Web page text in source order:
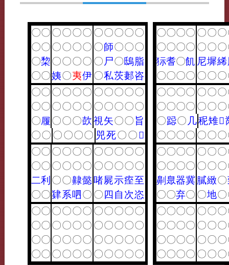
〇〇〇〇〇〇 〇〇〇〇〇
〇〇〇〇〇〇 〇師〇〇〇
〇棃〇〇〇〇 〇 尸〇鴟脂
〇〇姨〇夷伊 〇私茨郪咨
〇〇〇〇〇〇 〇〇〇〇〇
〇〇〇〇〇〇 〇〇〇〇〇
〇履〇〇〇㰻視矢〇〇 旨
〇〇 〇〇〇〇 兕死〇〇𡛷
〇〇〇〇〇〇 〇〇〇〇〇
〇〇〇〇〇〇 〇〇〇〇〇
二利 〇〇齂懿 啫屍示痓至
〇〇肄系呬 〇 〇 四 自 次恣
〇〇〇〇〇〇 〇〇〇〇〇
〇〇〇〇〇〇 〇〇〇〇〇
〇〇〇〇〇〇 〇〇〇〇〇
〇〇〇〇〇〇 〇〇〇〇〇
〇〇〇〇 〇〇〇
〇〇〇〇 〇〇〇
狋耆〇飢 尼墀絺
〇〇〇〇 〇〇〇
〇〇〇〇 〇〇〇
〇〇〇〇 〇〇〇
〇跽〇 几秜雉𡳭
〇〇〇〇 〇〇〇
〇〇〇〇 〇〇〇
〇〇〇〇 〇〇〇
劓臮器冀 膩緻〇
〇〇弃〇 〇地〇
〇〇〇〇 〇〇〇
〇〇〇〇 〇〇〇
〇〇〇〇 〇〇〇
〇〇〇〇 〇〇〇